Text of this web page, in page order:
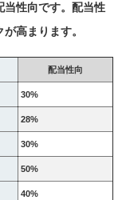
当性向です。配当性
高まります。
配当性向
30%
28%
30%
50%
40%